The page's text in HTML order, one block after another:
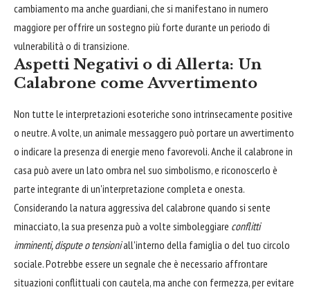
cambiamento ma anche guardiani, che si manifestano in numero
maggiore per offrire un sostegno più forte durante un periodo di
vulnerabilità o di transizione.
Aspetti Negativi o di Allerta: Un
Calabrone come Avvertimento
Non tutte le interpretazioni esoteriche sono intrinsecamente positive
o neutre. A volte, un animale messaggero può portare un avvertimento
o indicare la presenza di energie meno favorevoli. Anche il calabrone in
casa può avere un lato ombra nel suo simbolismo, e riconoscerlo è
parte integrante di un'interpretazione completa e onesta.
Considerando la natura aggressiva del calabrone quando si sente
minacciato, la sua presenza può a volte simboleggiare conflitti
imminenti, dispute o tensioniall'interno della famiglia o del tuo circolo
sociale. Potrebbe essere un segnale che è necessario affrontare
situazioni conflittuali con cautela, ma anche con fermezza, per evitare